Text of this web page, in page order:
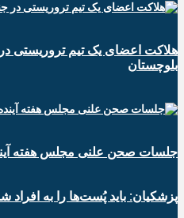
هلاکت اعضای یک تیم تروریستی
بلوچستان
جلسات صحن علنی مجلس هفته
پزشکیان: باید پُست‌ها را به افراد